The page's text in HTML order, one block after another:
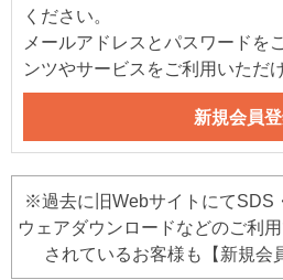
ください。
メールアドレスとパスワードを
ンツやサービスをご利用いただ
※過去に旧WebサイトにてSDS
ウェアダウンロードなどのご利
されているお客様も【新規会